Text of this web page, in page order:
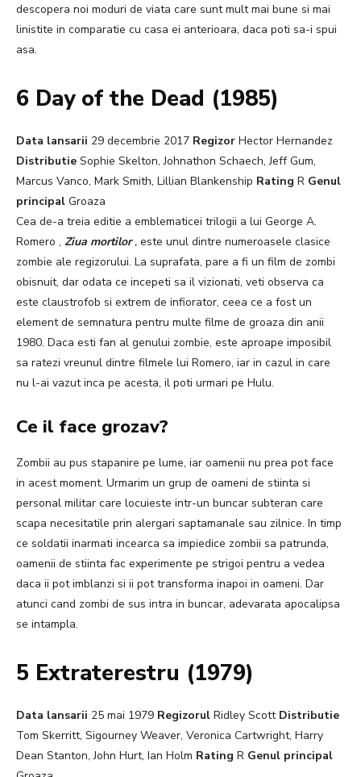
descopera noi moduri de viata care sunt mult mai bune si mai
linistite in comparatie cu casa ei anterioara, daca poti sa-i spui
asa.
6 Day of the Dead (1985)
Data lansarii 29 decembrie 2017 Regizor Hector Hernandez
Distributie Sophie Skelton, Johnathon Schaech, Jeff Gum,
Marcus Vanco, Mark Smith, Lillian Blankenship Rating R Genul
principal Groaza
Cea de-a treia editie a emblematicei trilogii a lui George A.
Romero , Ziua mortilor, este unul dintre numeroasele clasice
zombie ale regizorului. La suprafata, pare a fi un film de zombi
obisnuit, dar odata ce incepeti sa il vizionati, veti observa ca
este claustrofob si extrem de infiorator, ceea ce a fost un
element de semnatura pentru multe filme de groaza din anii
1980. Daca esti fan al genului zombie, este aproape imposibil
sa ratezi vreunul dintre filmele lui Romero, iar in cazul in care
nu l-ai vazut inca pe acesta, il poti urmari pe Hulu.
Ce il face grozav?
Zombii au pus stapanire pe lume, iar oamenii nu prea pot face
in acest moment. Urmarim un grup de oameni de stiinta si
personal militar care locuieste intr-un buncar subteran care
scapa necesitatile prin alergari saptamanale sau zilnice. In timp
ce soldatii inarmati incearca sa impiedice zombii sa patrunda,
oamenii de stiinta fac experimente pe strigoi pentru a vedea
daca ii pot imblanzi si ii pot transforma inapoi in oameni. Dar
atunci cand zombi de sus intra in buncar, adevarata apocalipsa
se intampla.
5 Extraterestru (1979)
Data lansarii 25 mai 1979 Regizorul Ridley Scott Distributie
Tom Skerritt, Sigourney Weaver, Veronica Cartwright, Harry
Dean Stanton, John Hurt, Ian Holm Rating R Genul principal